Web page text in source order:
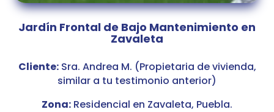
Jardín Frontal de Bajo Mantenimiento en
Zavaleta
Cliente:Sra. Andrea M. (Propietaria de vivienda,
similar a tu testimonio anterior)
Zona: Residencial en Zavaleta, Puebla.